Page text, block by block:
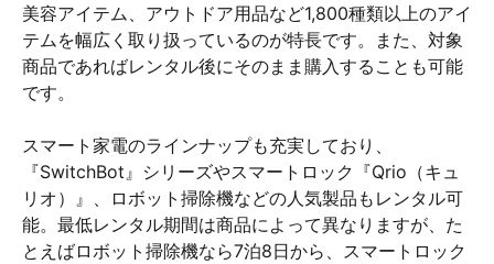
美容アイテム、アウトドア用品など1,800種類以上のアイ
テムを幅広く取り扱っているのが特長です。また、対象
商品であればレンタル後にそのまま購入することも可能
です。
スマート家電のラインナップも充実しており、
『SwitchBot』シリーズやスマートロック『Qrio（キュ
リオ）』、ロボット掃除機などの人気製品もレンタル可
能。最低レンタル期間は商品によって異なりますが、た
とえばロボット掃除機なら7泊8日から、スマートロック